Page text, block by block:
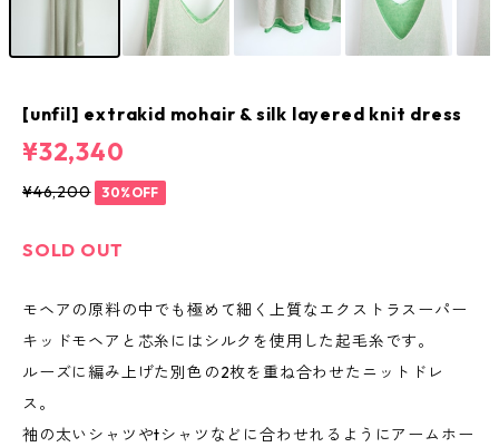
[unfil] extrakid mohair & silk layered knit dress
¥32,340
¥46,200 30%OFF
SOLD OUT
モヘアの原料の中でも極めて細く上質なエクストラスーパー
キッドモヘアと芯糸にはシルクを使用した起毛糸です。
ルーズに編み上げた別色の2枚を重ね合わせたニットドレ
ス。
袖の太いシャツやtシャツなどに合わせれるようにアームホー